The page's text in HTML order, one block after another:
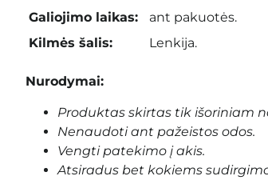
Galiojimo laikas:
ant pakuotės.
Kilmės šalis:
Lenkija.
Nurodymai:
Produktas skirtas tik išoriniam
Nenaudoti ant pažeistos odos.
Vengti patekimo į akis.
Atsiradus bet kokiems